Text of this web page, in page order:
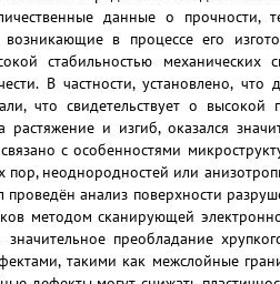
данные о прочности,
в процессе его
стабильностью механических
В частности, установлено,
что свидетельствует о
и изгиб, оказался
с особенностями
пор, неоднородностей или
анализ поверхности
методом сканирующей
преобладание
такими как межслойные